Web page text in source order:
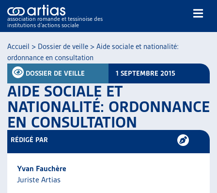
association romande et tessinoise des
institutions d’actions sociale
NOS PUBLICATIONS
ARTICLES
RESSOURCES
THÉMATIQUES
Accueil > Dossier de veille > Aide sociale et nationalité:
ordonnance en consultation
DOSSIER DE VEILLE 1 SEPTEMBRE 2015
AIDE SOCIALE ET
NATIONALITÉ: ORDONNANCE
EN CONSULTATION
RÉDIGÉ PAR
Yvan Fauchère
Juriste Artias